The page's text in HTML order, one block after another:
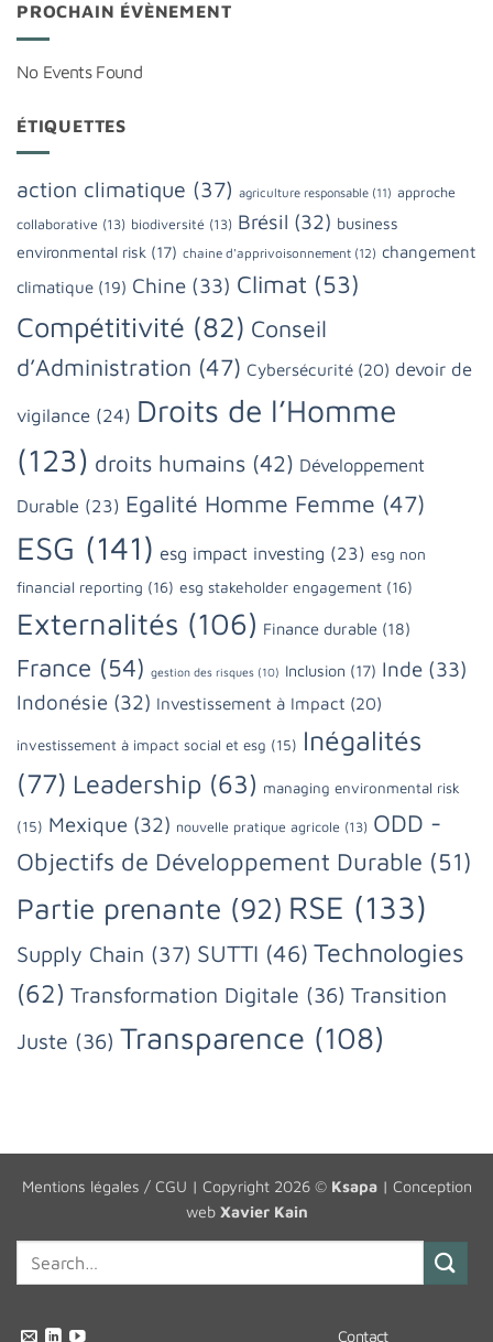
PROCHAIN ÉVÈNEMENT
No Events Found
ÉTIQUETTES
action climatique (37) agriculture responsable (11) approche
collaborative (13) biodiversité (13) Brésil (32) business
environmental risk (17) chaine d'apprivoisonnement (12) changement
climatique (19) Chine (33) Climat (53)
Compétitivité (82) Conseil
d’Administration (47) Cybersécurité (20) devoir de
vigilance (24) Droits de l’Homme
(123) droits humains (42) Développement
Durable (23) Egalité Homme Femme (47)
ESG (141) esg impact investing (23) esg non
financial reporting (16) esg stakeholder engagement (16)
Externalités (106) Finance durable (18)
France (54) gestion des risques (10) Inclusion (17) Inde (33)
Indonésie (32) Investissement à Impact (20)
investissement à impact social et esg (15) Inégalités
(77) Leadership (63) managing environmental risk
(15) Mexique (32) nouvelle pratique agricole (13) ODD -
Objectifs de Développement Durable (51)
Partie prenante (92) RSE (133)
Supply Chain (37) SUTTI (46) Technologies
(62) Transformation Digitale (36) Transition
Juste (36) Transparence (108)
Mentions légales / CGU | Copyright 2026 © Ksapa| Conception
web Xavier Kain
Contact